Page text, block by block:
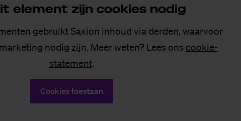
ele­ment zijn coo­kies no­dig
gebruikt Saxion inhoud via derden, waarvoor
nodig zijn. Meer weten? Lees ons cookie-
statement.
Cookies toestaan